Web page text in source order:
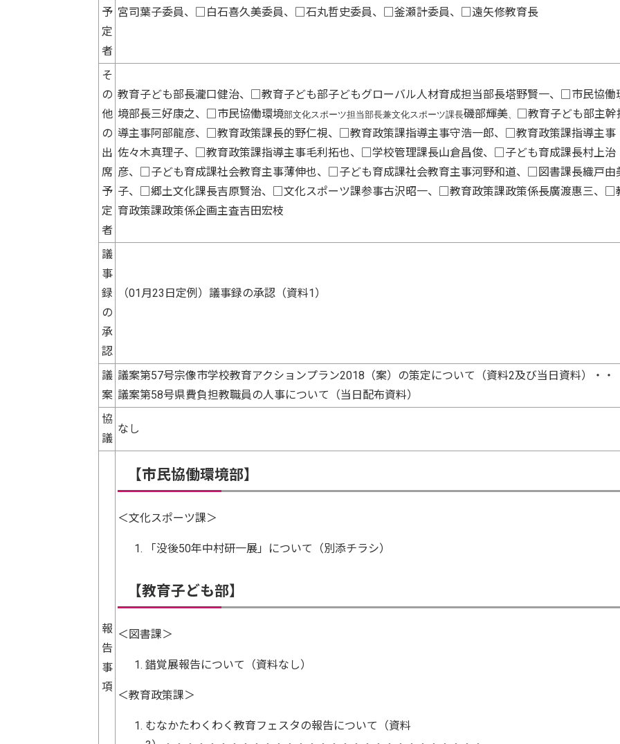
予
定
者
宮司葉子委員、□白石喜久美委員、□石丸哲史委員、□釜瀬計委員、□遠矢修教育長
そ
の
他
の
出
席
予
定
者
教育子ども部長瀧口健治、□教育子ども部子どもグローバル人材育成担当部長塔野賢一、□市民協働
境部長三好康之、□市民協働環境部文化スポーツ担当部長兼文化スポーツ課長磯部輝美
□教育子ども部主幹
導主事阿部龍彦、□教育政策課長的野仁視、□教育政策課指導主事守浩一郎、□教育政策課指導主事
佐々木真理子、□教育政策課指導主事毛利拓也、□学校管理課長山倉昌俊、□子ども育成課長村上治
彦、□子ども育成課社会教育主事薄伸也、□子ども育成課社会教育主事河野和道、□図書課長織戸由
子、□郷土文化課長吉原賢治、□文化スポーツ課参事古沢昭一、□教育政策課政策係長廣渡惠三、□
育政策課政策係企画主査吉田宏枝
議
事
録
の
承
認
（01月23日定例）議事録の承認（資料1）
議
案
議案第57号宗像市学校教育アクションプラン2018（案）の策定について（資料2及び当日資料）・・
議案第58号県費負担教職員の人事について（当日配布資料）
協
議
なし
報
告
事
項
【市民協働環境部】
＜文化スポーツ課＞
「没後50年中村研一展」について（別添チラシ）
【教育子ども部】
＜図書課＞
錯覚展報告について（資料なし）
＜教育政策課＞
むなかたわくわく教育フェスタの報告について（資料